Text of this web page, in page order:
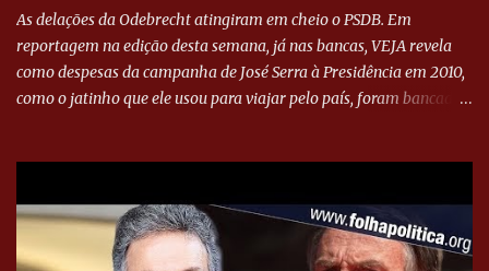
As delações da Odebrecht atingiram em cheio o PSDB. Em
reportagem na edição desta semana, já nas bancas, VEJA revela
como despesas da campanha de José Serra à Presidência em 2010,
como o jatinho que ele usou para viajar pelo país, foram bancadas
Executiva Nacional do PSDB (Valter Campanato/Agência Brasil) O
texto também põe fim a um mistério: três fontes confirmaram à
revista que o codinome “santo” que aparece em planilhas da